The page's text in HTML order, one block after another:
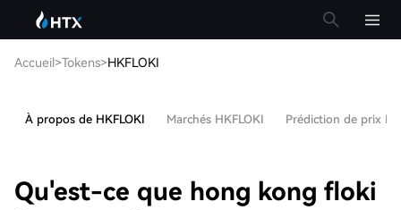
Accueil>Tokens>HKFLOKI
À propos de HKFLOKI Marchés HKFLOKI Prédiction de prix
Qu'est-ce que hong kong floki